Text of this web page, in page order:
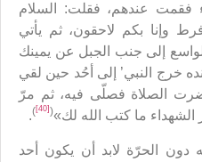
فقمت عندهم، فقلت: السلام
فرط وإنا بكم لاحقون، ثم يأتي
إلى جنب الجبل عن يمينك
خرج النبي’ إلى أحُد حين لقي
الصلاة فصلّى فيه، ثم مرّ
ما كتب الله لك»(
[40]
)
.
دون الحرّة لابد أن يكون أحد